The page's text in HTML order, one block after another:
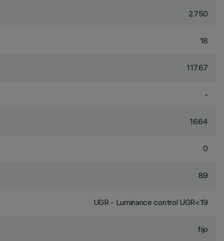
2750
18
117.67
-
1664
0
89
UGR - Luminance control UGR<19
fijo